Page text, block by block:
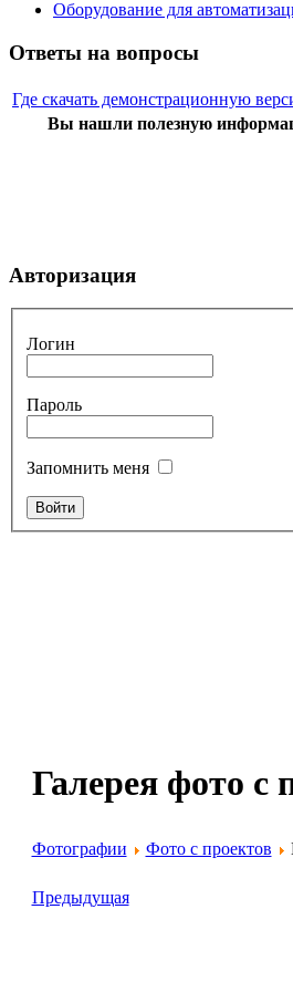
Оборудование для
Ответы на вопросы
Где скачать демонстрационную
Вы нашли полезную
Авторизация
Логин
Пароль
Запомнить меня
Галерея фото с
Фотографии Фото с проектов
Предыдущая